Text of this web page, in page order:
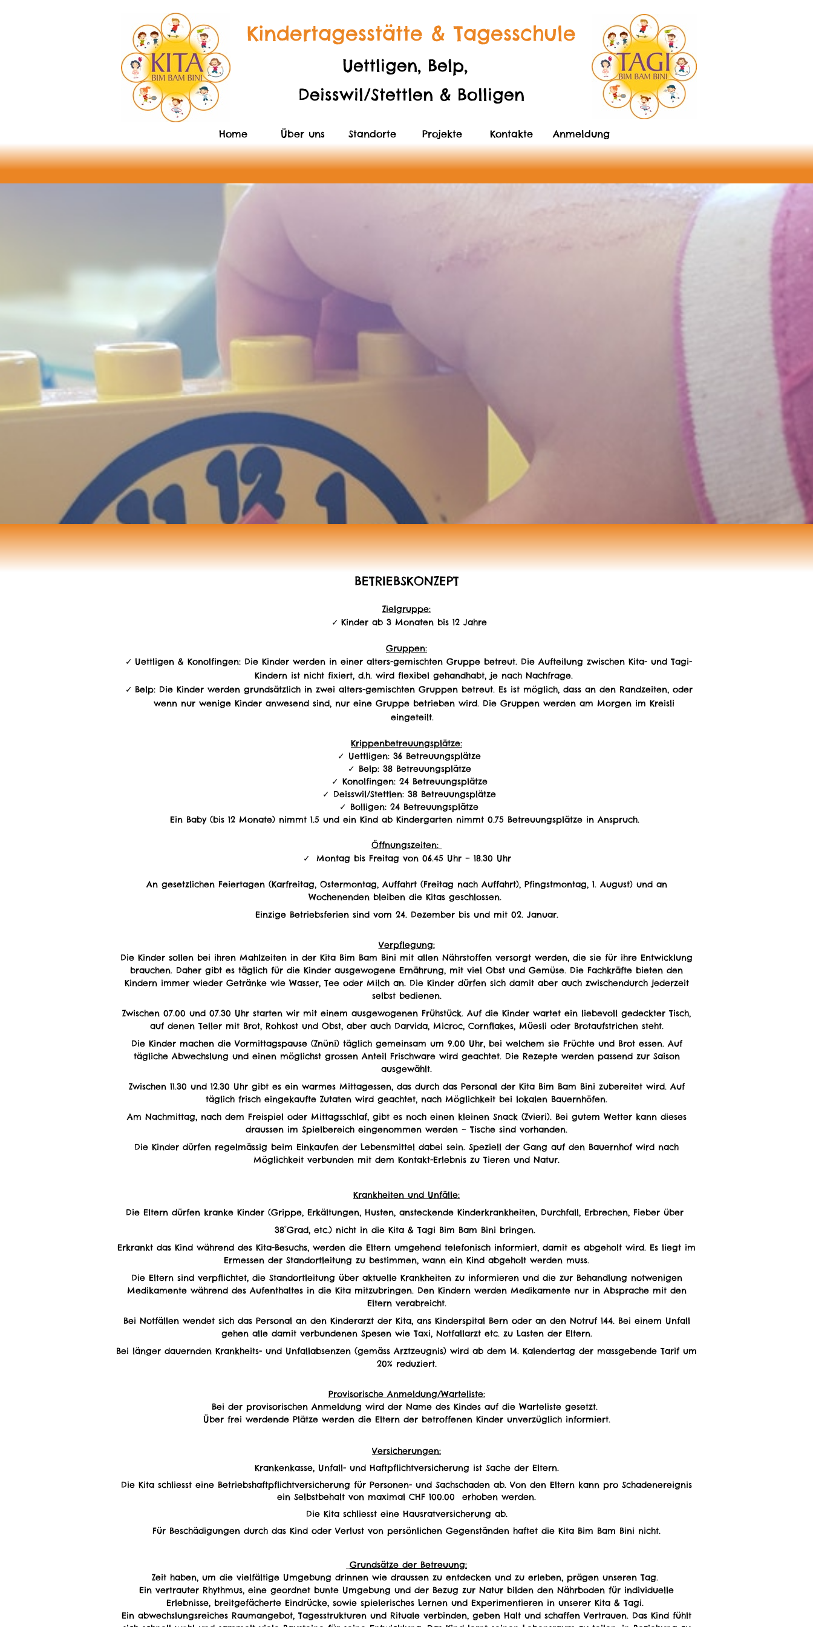
Kindertagesstätte & Tagesschule
Uettligen, Belp,
Deisswil/Stettlen & Bolligen
Home Über uns Standorte Projekte Kontakte Anmeldung
BETRIEBSKONZEPT
Zielgruppe:
Kinder ab 3 Monaten bis 12 Jahre
Gruppen:
Uettligen & Konolfingen: Die Kinder werden in einer alters-gemischten Gruppe betreut. Die Aufteilung zwischen Kita- und Tagi-
Kindern ist nicht fixiert, d.h. wird flexibel gehandhabt, je nach Nachfrage.
Belp: Die Kinder werden grundsätzlich in zwei alters-gemischten Gruppen betreut. Es ist möglich, dass an den Randzeiten, oder
wenn nur wenige Kinder anwesend sind, nur eine Gruppe betrieben wird. Die Gruppen werden am Morgen im Kreisli
eingeteilt.
Krippenbetreuungsplätze:
Uettligen: 36 Betreuungsplätze
Belp: 38 Betreuungsplätze
Konolfingen: 24 Betreuungsplätze
Deisswil/Stettlen: 38 Betreuungsplätze
Bolligen: 24 Betreuungsplätze
Ein Baby (bis 12 Monate) nimmt 1.5 und ein Kind ab Kindergarten nimmt 0.75 Betreuungsplätze in Anspruch.
Öffnungszeiten:
Montag bis Freitag von 06.45 Uhr – 18.30 Uhr
An gesetzlichen Feiertagen (Karfreitag, Ostermontag, Auffahrt (Freitag nach Auffahrt), Pfingstmontag, 1. August) und an
Wochenenden bleiben die Kitas geschlossen.
Einzige Betriebsferien sind vom 24. Dezember bis und mit 02. Januar.
Verpflegung:
Die Kinder sollen bei ihren Mahlzeiten in der Kita Bim Bam Bini mit allen Nährstoffen versorgt werden, die sie für ihre Entwicklung
brauchen. Daher gibt es täglich für die Kinder ausgewogene Ernährung, mit viel Obst und Gemüse. Die Fachkräfte bieten den
Kindern immer wieder Getränke wie Wasser, Tee oder Milch an. Die Kinder dürfen sich damit aber auch zwischendurch jederzeit
selbst bedienen.
Zwischen 07.00 und 07.30 Uhr starten wir mit einem ausgewogenen Frühstück. Auf die Kinder wartet ein liebevoll gedeckter Tisch,
auf denen Teller mit Brot, Rohkost und Obst, aber auch Darvida, Microc, Cornflakes, Müesli oder Brotaufstrichen steht.
Die Kinder machen die Vormittagspause (Znüni) täglich gemeinsam um 9.00 Uhr, bei welchem sie Früchte und Brot essen. Auf
tägliche Abwechslung und einen möglichst grossen Anteil Frischware wird geachtet. Die Rezepte werden passend zur Saison
ausgewählt.
Zwischen 11.30 und 12.30 Uhr gibt es ein warmes Mittagessen, das durch das Personal der Kita Bim Bam Bini zubereitet wird. Auf
täglich frisch eingekaufte Zutaten wird geachtet, nach Möglichkeit bei lokalen Bauernhöfen.
Am Nachmittag, nach dem Freispiel oder Mittagsschlaf, gibt es noch einen kleinen Snack (Zvieri). Bei gutem Wetter kann dieses
draussen im Spielbereich eingenommen werden – Tische sind vorhanden.
Die Kinder dürfen regelmässig beim Einkaufen der Lebensmittel dabei sein. Speziell der Gang auf den Bauernhof wird nach
Möglichkeit verbunden mit dem Kontakt-Erlebnis zu Tieren und Natur.
Krankheiten und Unfälle:
Die Eltern dürfen kranke Kinder (Grippe, Erkältungen, Husten, ansteckende Kinderkrankheiten, Durchfall, Erbrechen, Fieber über
38°Grad, etc.) nicht in die Kita & Tagi Bim Bam Bini bringen.
Erkrankt das Kind während des Kita-Besuchs, werden die Eltern umgehend telefonisch informiert, damit es abgeholt wird. Es liegt im
Ermessen der Standortleitung zu bestimmen, wann ein Kind abgeholt werden muss.
Die Eltern sind verpflichtet, die Standortleitung über aktuelle Krankheiten zu informieren und die zur Behandlung notwenigen
Medikamente während des Aufenthaltes in die Kita mitzubringen. Den Kindern werden Medikamente nur in Absprache mit den
Eltern verabreicht.
Bei Notfällen wendet sich das Personal an den Kinderarzt der Kita, ans Kinderspital Bern oder an den Notruf 144. Bei einem Unfall
gehen alle damit verbundenen Spesen wie Taxi, Notfallarzt etc. zu Lasten der Eltern.
Bei länger dauernden Krankheits- und Unfallabsenzen (gemäss Arztzeugnis) wird ab dem 14. Kalendertag der massgebende Tarif um
20% reduziert.
Provisorische Anmeldung/Warteliste:
Bei der provisorischen Anmeldung wird der Name des Kindes auf die Warteliste gesetzt.
Über frei werdende Plätze werden die Eltern der betroffenen Kinder unverzüglich informiert.
Versicherungen:
Krankenkasse, Unfall- und Haftpflichtversicherung ist Sache der Eltern.
Die Kita schliesst eine Betriebshaftpflichtversicherung für Personen- und Sachschaden ab. Von den Eltern kann pro Schadenereignis
ein Selbstbehalt von maximal CHF 100.00 erhoben werden.
Die Kita schliesst eine Hausratversicherung ab.
Für Beschädigungen durch das Kind oder Verlust von persönlichen Gegenständen haftet die Kita Bim Bam Bini nicht.
Grundsätze der Betreuung:
Zeit haben, um die vielfältige Umgebung drinnen wie draussen zu entdecken und zu erleben, prägen unseren Tag.
Ein vertrauter Rhythmus, eine geordnet bunte Umgebung und der Bezug zur Natur bilden den Nährboden für individuelle
Erlebnisse, breitgefächerte Eindrücke, sowie spielerisches Lernen und Experimentieren in unserer Kita & Tagi.
Ein abwechslungsreiches Raumangebot, Tagesstrukturen und Rituale verbinden, geben Halt und schaffen Vertrauen. Das Kind fühlt